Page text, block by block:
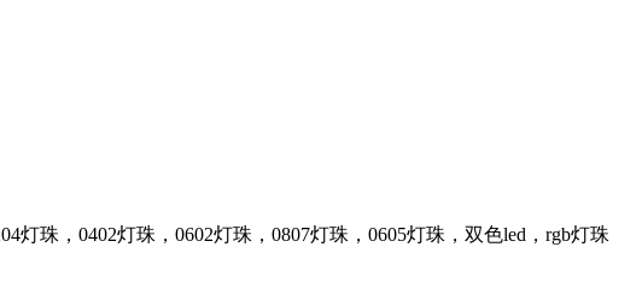
灯珠，0402灯珠，0602灯珠，0807灯珠，0605灯珠，双色led，rgb灯珠